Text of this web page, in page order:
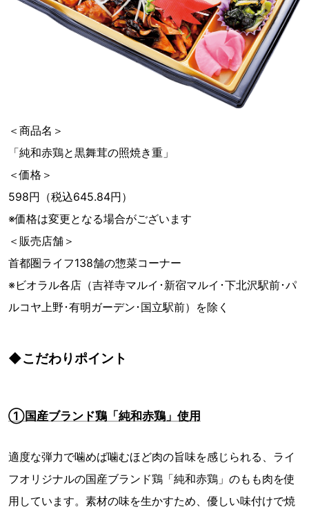
＜商品名＞
「純和赤鶏と黒舞茸の照焼き重」
＜価格＞
598円（税込645.84円）
※価格は変更となる場合がございます
＜販売店舗＞
首都圏ライフ138舗の惣菜コーナー
※ビオラル各店（吉祥寺マルイ･新宿マルイ･下北沢駅前･パ
ルコヤ上野･有明ガーデン･国立駅前）を除く
◆こだわりポイント
①国産ブランド鶏「純和赤鶏」使用
適度な弾力で噛めば噛むほど肉の旨味を感じられる、ライ
フオリジナルの国産ブランド鶏「純和赤鶏」のもも肉を使
用しています。素材の味を生かすため、優しい味付けで焼